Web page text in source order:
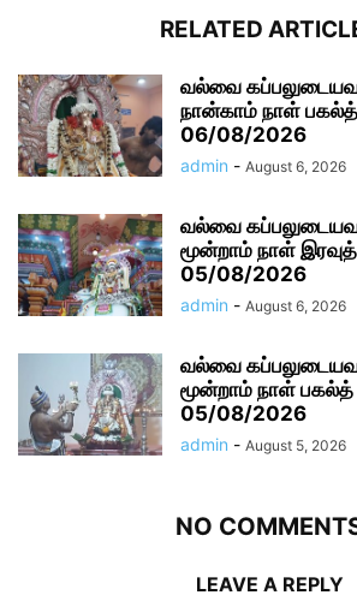
RELATED
வல்வை
நான்காம் நாள் பகல்த்
06/08/2026
admin - August 6, 2026
வல்வை
மூன்றாம் நாள் இரவுத்
05/08/2026
admin - August 6, 2026
வல்வை
மூன்றாம் நாள் பகல்த்
05/08/2026
admin - August 5, 2026
NO
LEAVE A REPLY